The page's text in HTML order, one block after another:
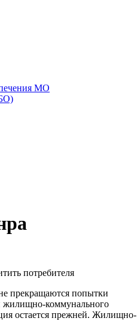
МО
потребителя
прекращаются попытки
жилищно-коммунального
остается прежней. Жилищно-